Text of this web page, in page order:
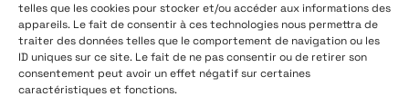
telles que les cookies pour stocker et/ou accéder aux informations des
appareils. Le fait de consentir à ces technologies nous permettra de
traiter des données telles que le comportement de navigation ou les
ID uniques sur ce site. Le fait de ne pas consentir ou de retirer son
consentement peut avoir un effet négatif sur certaines
caractéristiques et fonctions.
ALPHA X CBD Shop © 2026 · Tous droits réservés
Visa
Mastercard CB
PRODUITS CONTENANT MOINS DE 0,3 % DE THC, CONFORMES À LA